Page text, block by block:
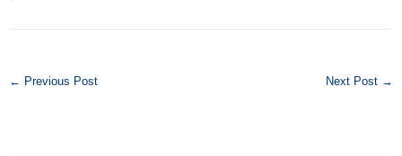
← Previous Post Next Post →